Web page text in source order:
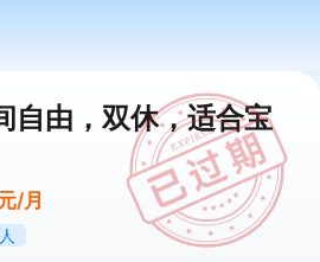
自由，双休，适合宝
/月